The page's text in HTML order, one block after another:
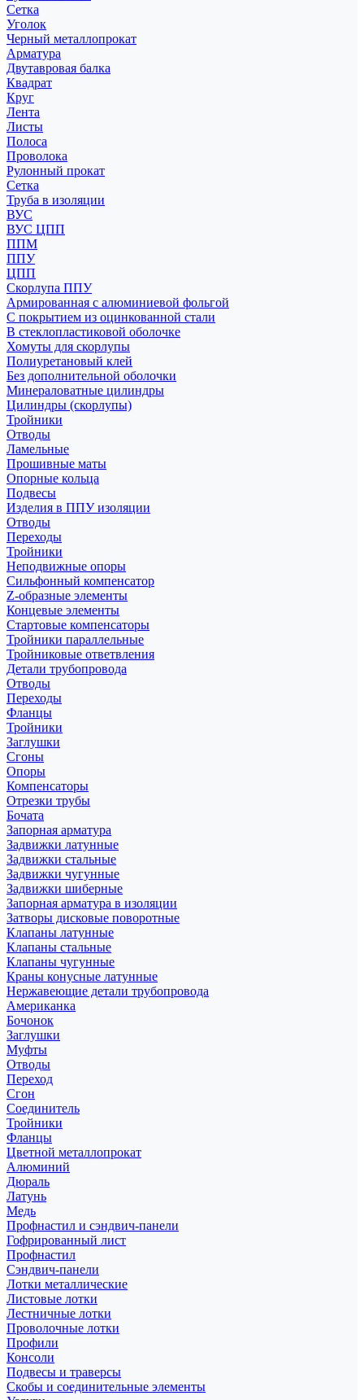
Сетка
Уголок
Черный металлопрокат
Арматура
Двутавровая балка
Квадрат
Круг
Лента
Листы
Полоса
Проволока
Рулонный прокат
Сетка
Труба в изоляции
ВУС
ВУС ЦПП
ППМ
ППУ
ЦПП
Скорлупа ППУ
Армированная с алюминиевой фольгой
С покрытием из оцинкованной стали
В стеклопластиковой оболочке
Хомуты для скорлупы
Полиуретановый клей
Без дополнительной оболочки
Минераловатные цилиндры
Цилиндры (скорлупы)
Тройники
Отводы
Ламельные
Прошивные маты
Опорные кольца
Подвесы
Изделия в ППУ изоляции
Отводы
Переходы
Тройники
Неподвижные опоры
Cильфонный компенсатор
Z-образные элементы
Концевые элементы
Стартовые компенсаторы
Тройники параллельные
Тройниковые ответвления
Детали трубопровода
Отводы
Переходы
Фланцы
Тройники
Заглушки
Сгоны
Опоры
Компенсаторы
Отрезки трубы
Бочата
Запорная арматура
Задвижки латунные
Задвижки стальные
Задвижки чугунные
Задвижки шиберные
Запорная арматура в изоляции
Затворы дисковые поворотные
Клапаны латунные
Клапаны стальные
Клапаны чугунные
Краны конусные латунные
Нержавеющие детали трубопровода
Американка
Бочонок
Заглушки
Муфты
Отводы
Переход
Сгон
Соединитель
Тройники
Фланцы
Цветной металлопрокат
Алюминий
Дюраль
Латунь
Медь
Профнастил и сэндвич-панели
Гофрированный лист
Профнастил
Сэндвич-панели
Лотки металлические
Листовые лотки
Лестничные лотки
Проволочные лотки
Профили
Консоли
Подвесы и траверсы
Скобы и соединительные элементы